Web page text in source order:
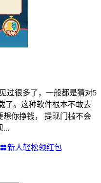
过很多了，一般都是猜对5
了。这种软件根本不敢去
想你挣钱， 提现门槛不会
...
新人轻松领红包